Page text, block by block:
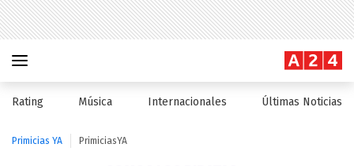
Rating Música Internacionales Últimas Noticias
Primicias YA PrimiciasYA